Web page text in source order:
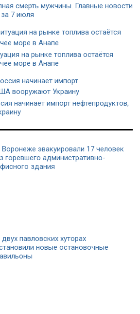
смерть мужчины. Главные новости
7 июля
на рынке топлива остаётся
море в Анапе
начинает импорт нефтепродуктов,
Воронеже эвакуировали 17 человек
горевшего административно-
здания
павловских хуторах
новые остановочные